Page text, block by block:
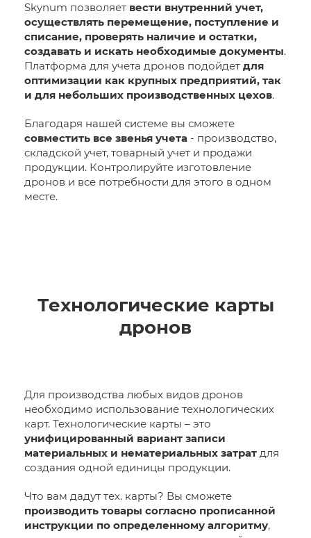
Skynum позволяет вести внутренний учет,
осуществлять перемещение, поступление и
списание, проверять наличие и остатки,
создавать и искать необходимые документы.
Платформа для учета дронов подойдет для
оптимизации как крупных предприятий, так
и для небольших производственных цехов.
Благодаря нашей системе вы сможете
совместить все звенья учета - производство,
складской учет, товарный учет и продажи
продукции. Контролируйте изготовление
дронов и все потребности для этого в одном
месте.
Технологические карты
дронов
Для производства любых видов дронов
необходимо использование технологических
карт. Технологические карты – это
унифицированный вариант записи
материальных и нематериальных затрат для
создания одной единицы продукции.
Что вам дадут тех. карты? Вы сможете
производить товары согласно прописанной
инструкции по определенному алгоритму,